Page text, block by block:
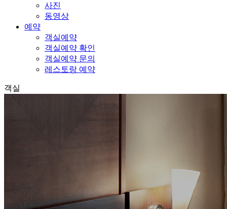
사진
동영상
예약
객실예약
객실예약 확인
객실예약 문의
레스토랑 예약
객실